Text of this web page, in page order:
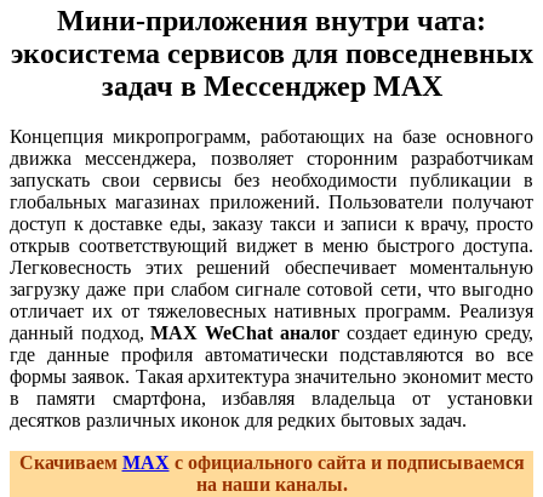
Мини-приложения внутри чата:
экосистема сервисов для повседневных
задач в Мессенджер MAX
Концепция микропрограмм, работающих на базе основного
движка мессенджера, позволяет сторонним разработчикам
запускать свои сервисы без необходимости публикации в
глобальных магазинах приложений. Пользователи получают
доступ к доставке еды, заказу такси и записи к врачу, просто
открыв соответствующий виджет в меню быстрого доступа.
Легковесность этих решений обеспечивает моментальную
загрузку даже при слабом сигнале сотовой сети, что выгодно
отличает их от тяжеловесных нативных программ. Реализуя
данный подход,MAX WeChat аналогсоздает единую среду,
где данные профиля автоматически подставляются во все
формы заявок. Такая архитектура значительно экономит место
в памяти смартфона, избавляя владельца от установки
десятков различных иконок для редких бытовых задач.
Скачиваем MAXс официального сайта и подписываемся
на наши каналы.